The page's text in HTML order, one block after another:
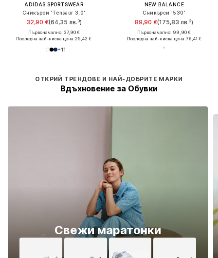
ADIDAS SPORTSWEAR
Сникърси 'Tensaur 3.0'
32,90 €(64,35 лв.³)
Първоначално: 37,90 €
Последна най-ниска цена:25,42 €
+11
NEW BALANCE
Сникърси '530'
89,90 €(175,83 лв.³)
Първоначално: 99,90 €
Последна най-ниска цена:76,41 €
ОТКРИЙ ТРЕНДОВЕ И НАЙ-ДОБРИТЕ МАРКИ
Вдъхновение за Обувки
Свежи маратонки